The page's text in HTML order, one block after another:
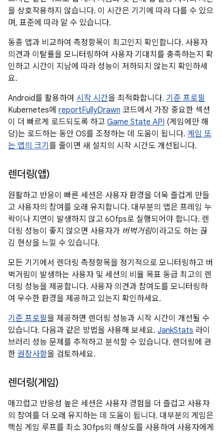
을 상호작용하지 않습니다. 이 시간은 기기에 따라 다를 수 있으
며, 표준에 따라 알 수 있습니다.
동종 앱과 비교하여 측정항목이 최고인지 확인합니다. 사용자
의견과 이탈률을 모니터링하여 사용자 기대치를 충족하는지 확
인하고 시간이 지남에 따라 성능이 저하되지 않는지 확인하세
요.
Android를 활용하여 시작 시간을 최적화합니다. 기준 프로필
Kubernetes에 reportFullyDrawn 코드에서 가장 중요한 섹션
이 더 빠르게 로드되도록 하고 Game State API (게임에만 해
당)는 로드하는 동안 OS를 조정하는 데 도움이 됩니다. 게임 또
는 앱의 크기 를 줄이면 새 설치의 시작 시간도 개선됩니다.
렌더링(앱)
원활하고 반응이 빠른 세션은 사용자 환경을 더욱 즐겁게 만들
고 사용자의 참여를 오래 유지합니다. 대부분의 앱은 프레임 누
락이나 지연이 발생하지 않고 60fps로 실행되어야 합니다. 렌
더링 성능이 좋지 않으면 사용자가 버벅거림이라고도 하는 끊
김 현상을 느낄 수 있습니다.
모든 기기에서 렌더링 측정항목을 정기적으로 모니터링하고 버
벅거림이 발생하는 사용자 및 세션의 비율 목표 동급 최고의 렌
더링 성능을 제공합니다. 사용자 의견과 참여도를 모니터링하
여 우수한 환경을 제공하고 있는지 확인하세요.
기준 프로필을 제공하면 렌더링 성능과 시작 시간이 개선될 수
있습니다. 다음과 같은 방법을 사용해 보세요. JankStats 라이
브러리 성능 문제를 추적하고 분석할 수 있습니다. 렌더링에 관
한 권장사항을 검토하세요.
렌더링(게임)
매끄럽고 반응성 높은 세션은 사용자 경험을 더 즐겁고 사용자
의 참여를 더 오래 유지하는 데 도움이 됩니다. 대부분의 게임은
핵심 게임 루프를 최소 30fps의 해상도를 사용하여 사용자에게